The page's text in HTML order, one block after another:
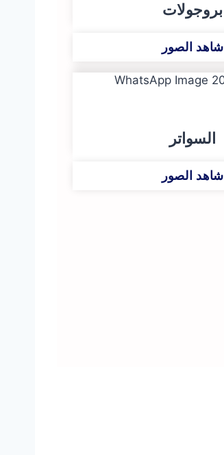
بروجولات
شاهد الصور
السواتر
شاهد الصور